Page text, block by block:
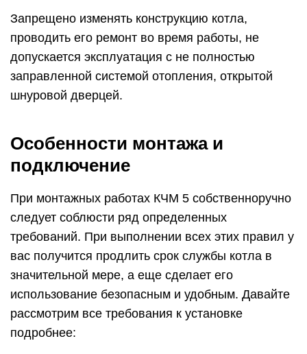
Запрещено изменять конструкцию котла,
проводить его ремонт во время работы, не
допускается эксплуатация с не полностью
заправленной системой отопления, открытой
шнуровой дверцей.
Особенности монтажа и
подключение
При монтажных работах КЧМ 5 собственноручно
следует соблюсти ряд определенных
требований. При выполнении всех этих правил у
вас получится продлить срок службы котла в
значительной мере, а еще сделает его
использование безопасным и удобным. Давайте
рассмотрим все требования к установке
подробнее: